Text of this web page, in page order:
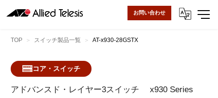
お問い合わせ
TOP スイッチ製品一覧 AT-x930-28GSTX
アドバンスド・レイヤー3スイッチ x930 Series
コア・スイッチ